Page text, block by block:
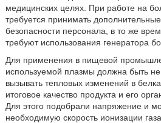
медицинских целях. При работе на
требуется принимать
безопасности персонала, в то же
требуют использования генератора
Для применения в пищевой
используемой плазмы должна быть
вызывать тепловых изменений в
итоговое качество продукта и его
Для этого подобрали напряжение и
необходимую скорость ионизации